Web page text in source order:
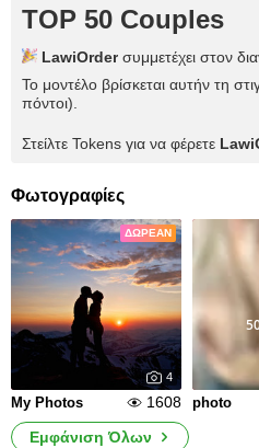
TOP 50 Couples
LawiOrder συμμετέχει στον
Το μοντέλο βρίσκεται αυτήν τη
πόντοι).
Στείλτε Tokens για να φέρετε
Φωτογραφίες
ΔΩΡΕΆΝ
4
My Photos 1608 photo
Εμφάνιση Όλων